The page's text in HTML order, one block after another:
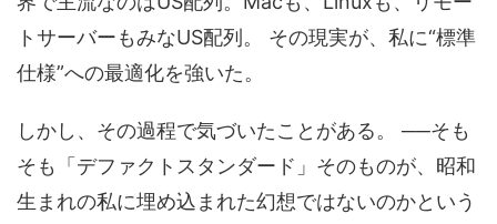
トサーバーもみなUS配列。 その現実が、私に“標準
仕様”への最適化を強いた。
しかし、その過程で気づいたことがある。 ──そも
そも「デファクトスタンダード」そのものが、昭和
生まれの私に埋め込まれた幻想ではないのかという